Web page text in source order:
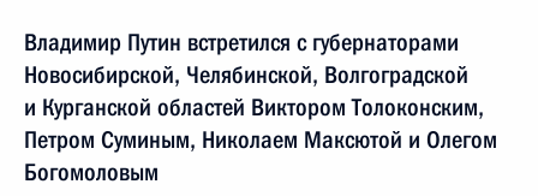
Владимир Путин встретился с губернаторами
Новосибирской, Челябинской, Волгоградской
и Курганской областей Виктором Толоконским,
Петром Суминым, Николаем Максютой и Олегом
Богомоловым